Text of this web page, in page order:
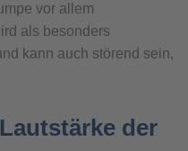
vor allem
als besonders
kann auch störend sein,
der